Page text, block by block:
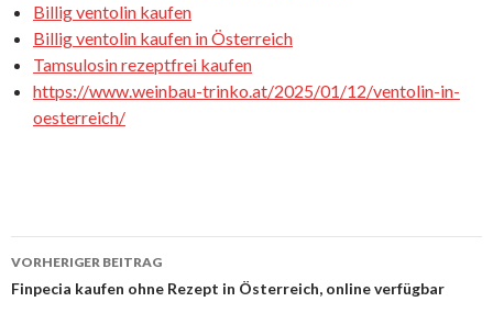
Billig ventolin kaufen
Billig ventolin kaufen in Österreich
Tamsulosin rezeptfrei kaufen
https://www.weinbau-trinko.at/2025/01/12/ventolin-in-
oesterreich/
Beitrags-
VORHERIGER BEITRAG
Finpecia kaufen ohne Rezept in Österreich, online verfügbar